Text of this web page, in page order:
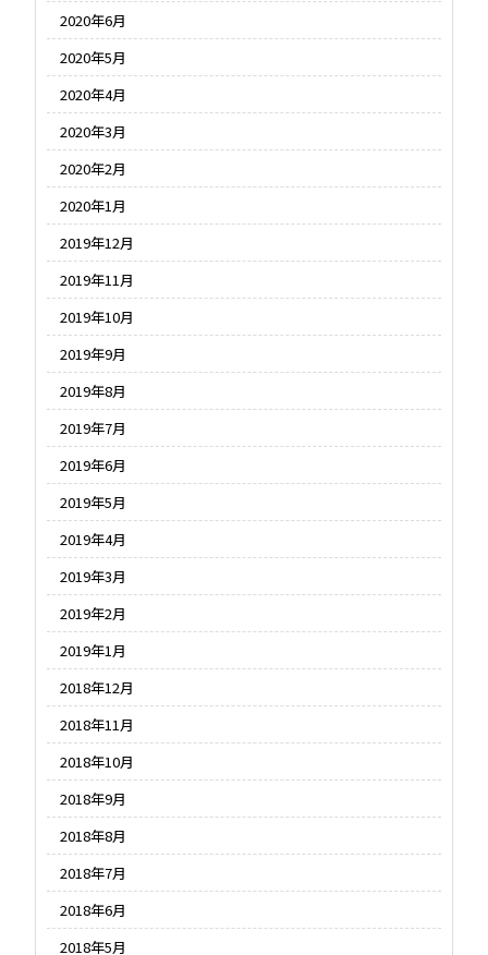
2020年6月
2020年5月
2020年4月
2020年3月
2020年2月
2020年1月
2019年12月
2019年11月
2019年10月
2019年9月
2019年8月
2019年7月
2019年6月
2019年5月
2019年4月
2019年3月
2019年2月
2019年1月
2018年12月
2018年11月
2018年10月
2018年9月
2018年8月
2018年7月
2018年6月
2018年5月